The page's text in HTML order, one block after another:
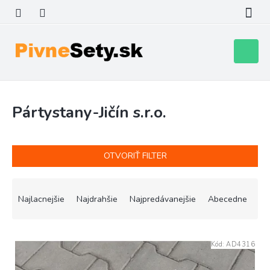
obsah
košík
Pártystany-Jičín s.r.o.
OTVORIŤ FILTER
n
e
Najlacnejšie Najdrahšie Najpredávanejšie Abecedne
p
Kód: AD4316